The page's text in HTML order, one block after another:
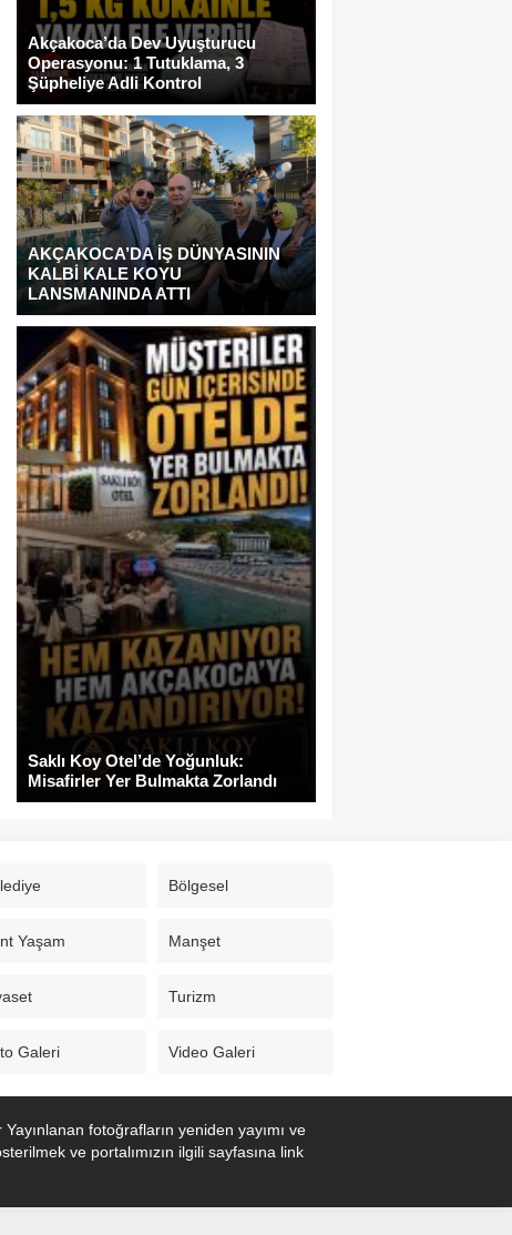
Akçakoca’da Dev Uyuşturucu
Operasyonu: 1 Tutuklama, 3
Şüpheliye Adli Kontrol
AKÇAKOCA’DA İŞ DÜNYASININ
KALBİ KALE KOYU
LANSMANINDA ATTI
Saklı Koy Otel’de Yoğunluk:
Misafirler Yer Bulmakta Zorlandı
Bölgesel
Yaşam Manşet
Turizm
Galeri Video Galeri
fotoğrafların yeniden yayımı ve
ve portalımızın ilgili sayfasına link